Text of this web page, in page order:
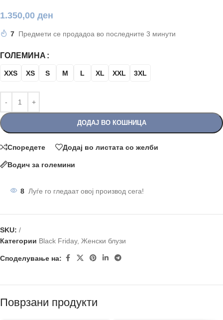
1.350,00 ден
7 Предмети се продадоа во последните 3 минути
ГОЛЕМИНА
XXS XS S M L XL XXL 3XL
ДОДАЈ ВО КОШНИЦА
Споредете Додај во листата со желби
Водич за големини
8 Луѓе го гледаат овој производ сега!
SKU: /
Категории Black Friday, Женски блузи
Споделување на:
Поврзани продукти